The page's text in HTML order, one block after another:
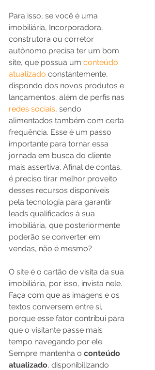
Para isso, se você é uma
imobiliária, Incorporadora,
construtora ou corretor
autônomo precisa ter um bom
site, que possua um conteúdo
atualizado constantemente,
dispondo dos novos produtos e
lançamentos, além de perfis nas
redes sociais, sendo
alimentados também com certa
frequência. Esse é um passo
importante para tornar essa
jornada em busca do cliente
mais assertiva. Afinal de contas,
é preciso tirar melhor proveito
desses recursos disponíveis
pela tecnologia para garantir
leads qualificados à sua
imobiliária, que posteriormente
poderão se converter em
vendas, não é mesmo?
O site é o cartão de visita da sua
imobiliária, por isso, invista nele.
Faça com que as imagens e os
textos conversem entre si,
porque esse fator contribui para
que o visitante passe mais
tempo navegando por ele.
Sempre mantenha o conteúdo
atualizado, disponibilizando